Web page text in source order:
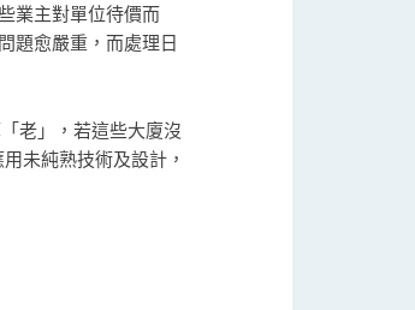
業主對單位待價而
題愈嚴重，而處理日
老」，若這些大廈沒
未純熟技術及設計，